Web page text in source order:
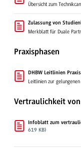
Übersicht zum
Zulassung von
Merkblatt für Duale
Praxisphasen
DHBW Leitlinien
Leitlinien zur
Vertraulichkeit
Infoblatt zum
619 KB)